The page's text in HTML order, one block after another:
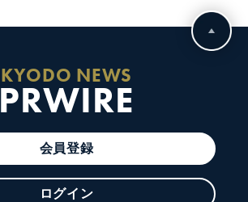
KYODO NEWS
PRWIRE
会員登録
ログイン